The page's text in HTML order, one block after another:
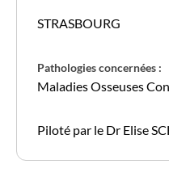
STRASBOURG
Pathologies concernées :
Maladies Osseuses
Piloté par le Dr Elise